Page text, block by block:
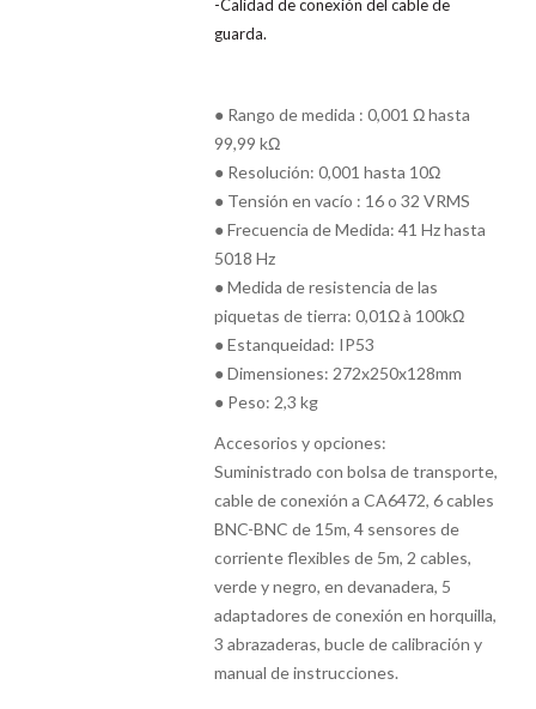
-Calidad de conexión del cable de
guarda.
● Rango de medida : 0,001 Ω hasta
99,99 kΩ
● Resolución: 0,001 hasta 10Ω
● Tensión en vacío : 16 o 32 VRMS
● Frecuencia de Medida: 41 Hz hasta
5018 Hz
● Medida de resistencia de las
piquetas de tierra: 0,01Ω à 100kΩ
● Estanqueidad: IP53
● Dimensiones: 272x250x128mm
● Peso: 2,3 kg
Accesorios y opciones:
Suministrado con bolsa de transporte,
cable de conexión a CA6472, 6 cables
BNC-BNC de 15m, 4 sensores de
corriente flexibles de 5m, 2 cables,
verde y negro, en devanadera, 5
adaptadores de conexión en horquilla,
3 abrazaderas, bucle de calibración y
manual de instrucciones.